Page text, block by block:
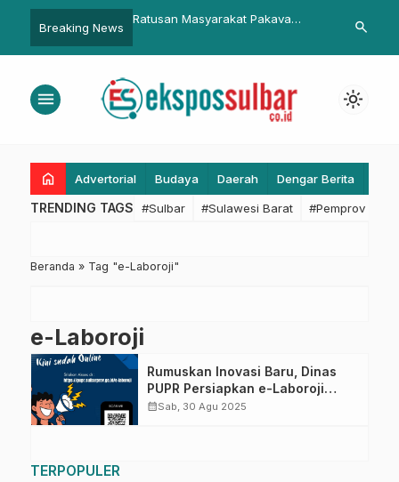
Breaking News
Penyelesaian
Ratusan Masyarakat Pakava
Tahun 2018
Sekkab
ke OPD Lain.
search
menu light_mode
home Advertorial Budaya Daerah Dengar Berita
TRENDING TAGS #Sulbar #Sulawesi Barat #Pemprov
Beranda » Tag "e-Laboroji"
e-Laboroji
Rumuskan Inovasi Baru, Dinas
PUPR Persiapkan e-Laboroji
Menjadi Inovasi Unggulan
calendar_monthSab, 30 Agu 2025
TERPOPULER